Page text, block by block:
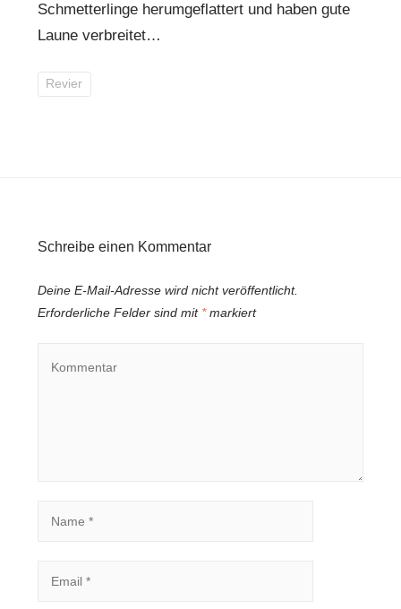
Schmetterlinge herumgeflattert und haben gute
Laune verbreitet…
Revier
Schreibe einen Kommentar
Deine E-Mail-Adresse wird nicht veröffentlicht.
Erforderliche Felder sind mit *markiert